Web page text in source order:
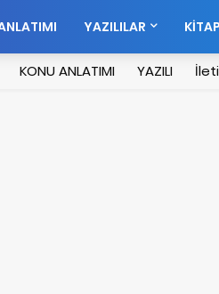
YAZILILAR
KONU ANLATIMI YAZILI